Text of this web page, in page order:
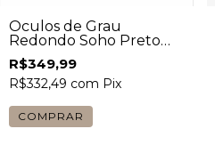
Óculos de Grau
Redondo Soho Preto
Masculino
R$349,99
R$332,49 com Pix